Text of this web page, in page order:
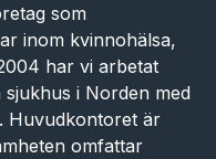
som
inom kvinnohälsa,
har vi arbetat
i Norden med
Huvudkontoret är
omfattar